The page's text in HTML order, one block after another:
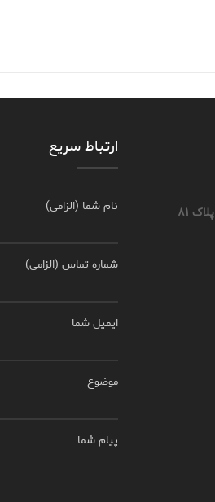
ارتباط سریع
نام شما (الزامی)
شماره تماس (الزامی)
ایمیل شما
موضوع
پیام شما